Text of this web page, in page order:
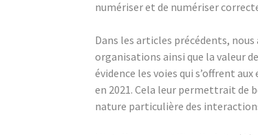
numériser et de numériser
Dans les articles précédents,
organisations ainsi que la valeur
évidence les voies qui s’offrent
en 2021. Cela leur permettrait de
nature particulière des